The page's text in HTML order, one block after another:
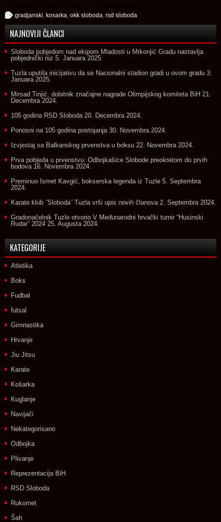
gradjanski kosarka okk sloboda rsd sloboda
NAJNOVIJI ČLANCI
Sloboda pobjedom nad ekipom Mladosti u Mrkonjić Gradu nastavlja
pobjednički niz 5. Januara 2025.
Tuzla uputila inicijativu da se Nacionalni stadion gradi u ovom gradu 3.
Januara 2025.
Mirsad Tinjić, dobitnik značajne nagrade Olimpijskog komiteta BiH 21.
Decembra 2024.
105 godina RSD Sloboda 20. Decembra 2024.
Ponosni na 105 godina postojanja 30. Novembra 2024.
Izvjestaj sa Balkanskog prvenstva u boksu 22. Novembra 2024.
Prva pobjeda u prvenstvu: Odbojkašice Slobode preokretom do prvih
bodova 16. Novembra 2024.
Preminuo Ismet Kavgić, bokserska legenda iz Tuzle 5. Septembra
2024.
Karate klub ˝Sloboda˝ Tuzla vrši upis novih članova 2. Septembra 2024.
Gradonačelnik Tuzle otvorio V Međunarodni hrvački turnir “Husinski
Rudar” 2024 25. Augusta 2024.
KATEGORIJE
Atletika
Boks
Fudbal
futsal
Gimnastika
Hrvanje
Jiu Jitsu
Karate
Košarka
Kuglanje
Navijači
Nekategorisano
Odbojka
Plivanje
Reprezentacija BiH
RSD Sloboda
Rukomet
Šah